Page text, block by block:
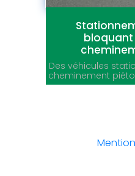
Des véhicules
cheminement